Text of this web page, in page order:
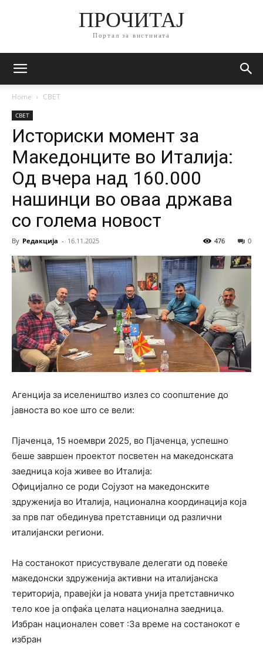
ПРОЧИТАЈ
Портал за вистината
Home СВЕТ
СВЕТ
Историски момент за
Македонците во Италија:
Од вчера над 160.000
нашинци во оваа држава
со голема новост
By Редакција - 16.11.2025 0
476
Aгенција за иселеништво излез со соопштение до
јавноста во кое што се вели:
Пјаченца, 15 ноември 2025, во Пјаченца, успешно
беше завршен проектот посветен на македонската
заедница која живее во Италија:
Официјално се роди Сојузот на македонските
здруженија во Италија, национална координација која
за прв пат обединува претставници од различни
италијански региони.
На состанокот присуствувале делегати од повеќе
македонски здруженија активни на италијанска
територија, правејќи ја новата унија претставничко
тело кое ја опфаќа целата национална заедница.
Избран национален совет :За време на состанокот e
избран